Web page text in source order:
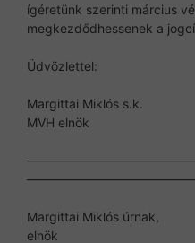
ígéretünk szerinti március
megkezdődhessenek a
Üdvözlettel:
Margittai Miklós s.k.
MVH elnök
Margittai Miklós úrnak,
elnök